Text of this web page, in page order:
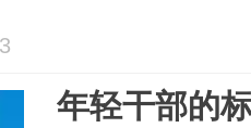
年轻干部的